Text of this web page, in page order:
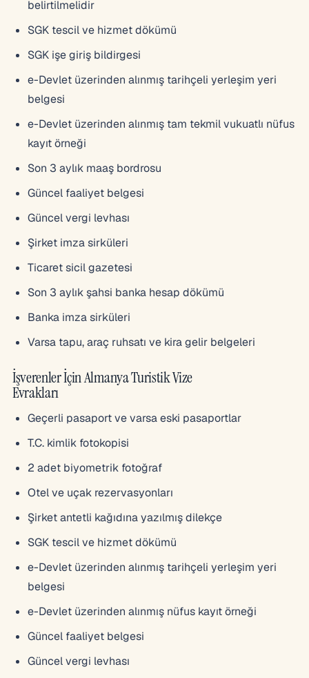
belirtilmelidir
SGK tescil ve hizmet dökümü
SGK işe giriş bildirgesi
e-Devlet üzerinden alınmış tarihçeli yerleşim yeri
belgesi
e-Devlet üzerinden alınmış tam tekmil vukuatlı nüfus
kayıt örneği
Son 3 aylık maaş bordrosu
Güncel faaliyet belgesi
Güncel vergi levhası
Şirket imza sirküleri
Ticaret sicil gazetesi
Son 3 aylık şahsi banka hesap dökümü
Banka imza sirküleri
Varsa tapu, araç ruhsatı ve kira gelir belgeleri
İşverenler İçin Almanya Turistik Vize
Evrakları
Geçerli pasaport ve varsa eski pasaportlar
T.C. kimlik fotokopisi
2 adet biyometrik fotoğraf
Otel ve uçak rezervasyonları
Şirket antetli kağıdına yazılmış dilekçe
SGK tescil ve hizmet dökümü
e-Devlet üzerinden alınmış tarihçeli yerleşim yeri
belgesi
e-Devlet üzerinden alınmış nüfus kayıt örneği
Güncel faaliyet belgesi
Güncel vergi levhası